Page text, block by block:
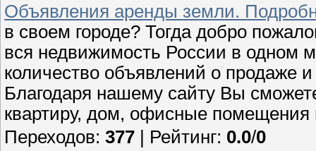
Объявления аренды земли.
в своем городе? Тогда добро
вся недвижимость России в одном
количество объявлений о продаже
Благодаря нашему сайту Вы
квартиру, дом, офисные помещения
Переходов: 377 | Рейтинг: 0.0/0